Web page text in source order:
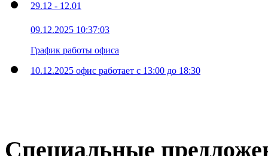
29.12 - 12.01
09.12.2025 10:37:03
График работы офиса
10.12.2025 офис работает с 13:00 до 18:30
Специальные